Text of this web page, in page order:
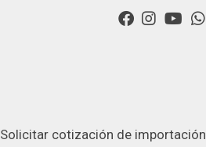
Solicitar cotización de importación